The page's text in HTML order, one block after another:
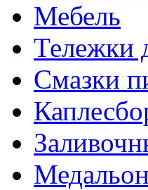
Мебель
Тележки
Смазки